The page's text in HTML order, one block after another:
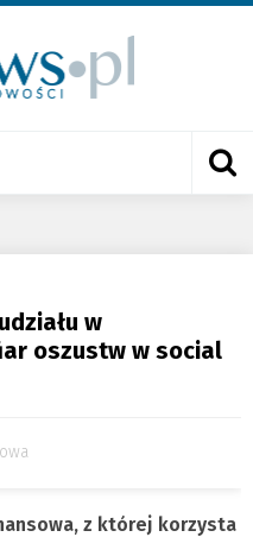
w
oszustw w social
z której korzysta